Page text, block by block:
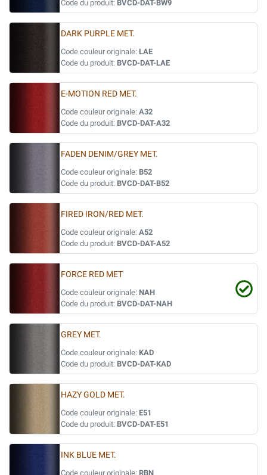
Code du produit: BVCD-DAT-BW9
DARK PURPLE MET.
Code couleur originale: LAE
Code du produit: BVCD-DAT-LAE
E-MOTION RED MET.
Code couleur originale: A32
Code du produit: BVCD-DAT-A32
FADEN DENIM/GREY MET.
Code couleur originale: B52
Code du produit: BVCD-DAT-B52
FIRED IRON/RED MET.
Code couleur originale: A52
Code du produit: BVCD-DAT-A52
FORCE RED MET
Code couleur originale: NAH
Code du produit: BVCD-DAT-NAH
GREY MET.
Code couleur originale: KAD
Code du produit: BVCD-DAT-KAD
HAZY GOLD MET.
Code couleur originale: E51
Code du produit: BVCD-DAT-E51
INK BLUE MET.
Code couleur originale: RBN